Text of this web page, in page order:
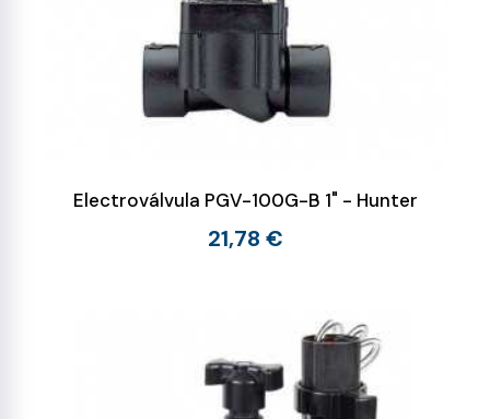
Electroválvula PGV-100G-B 1" - Hunter
21,78 €